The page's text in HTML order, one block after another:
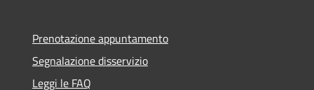
Prenotazione appuntamento
Segnalazione disservizio
Leggi le FAQ